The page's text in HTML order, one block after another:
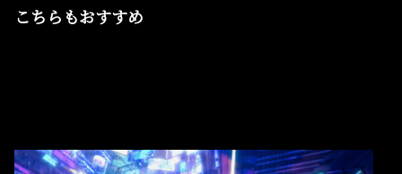
こちらもおすすめ